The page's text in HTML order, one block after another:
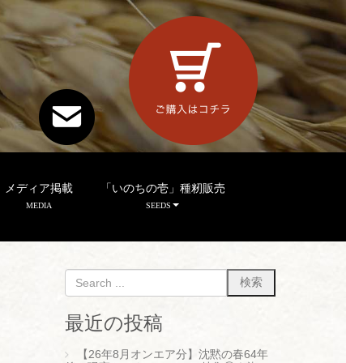
メディア掲載
MEDIA
「いのちの壱」種籾販売
SEEDS
最近の投稿
【26年8月オンエア分】沈黙の春64年